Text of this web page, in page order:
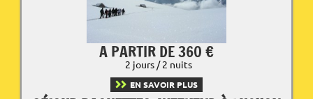
A PARTIR DE 360 €
2 jours / 2 nuits
EN SAVOIR PLUS